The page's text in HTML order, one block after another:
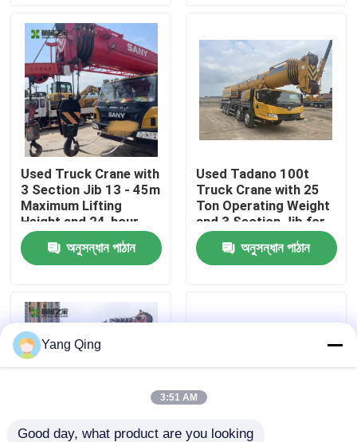
পণ্য
আমাদের সম্পর্কে
কারখানা ভ্রমণ
মান নিয়ন্ত্রণ
যোগাযোগ করুন
ব্যবহৃত ট্রাক ক্রেন
ব্যবহৃত সমস্ত ভূখণ্ড ক্রেন
Used Truck Crane with
3 Section Jib 13 - 45m
Maximum Lifting
Height and 24-hour
Online Quality Service
অনুসন্ধান পাঠান
Used Tadano 100t
Truck Crane with 25
Ton Operating Weight
and 3 Section Jib for
Heavy Lifting
অনুসন্ধান পাঠান
Yang Qing
3:51 AM
Good day, what product are you looking